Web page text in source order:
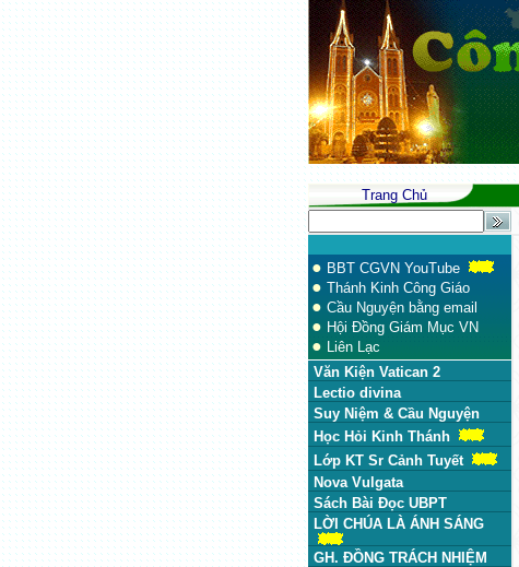
Trang Chủ
● BBT CGVN YouTube
● Thánh Kinh Công Giáo
● Cầu Nguyện bằng email
● Hội Đồng Giám Mục VN
● Liên Lạc
Văn Kiện Vatican 2
Lectio divina
Suy Niệm & Cầu Nguyện
Học Hỏi Kinh Thánh
Lớp KT Sr Cảnh Tuyết
Nova Vulgata
Sách Bài Đọc UBPT
LỜI CHÚA LÀ ÁNH SÁNG
GH. ĐỒNG TRÁCH NHIỆM